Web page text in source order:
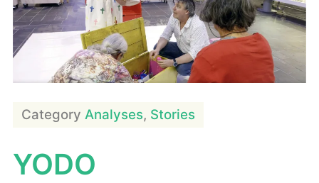
Category Analyses, Stories
YODO